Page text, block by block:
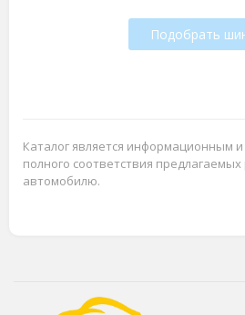
Подобрать
Каталог является информационным
полного соответствия
автомобилю.